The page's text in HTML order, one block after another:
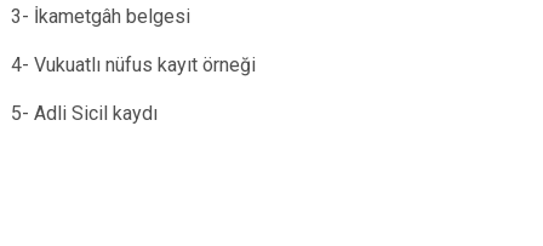
3- İkametgâh belgesi
4- Vukuatlı nüfus kayıt örneği
5- Adli Sicil kaydı